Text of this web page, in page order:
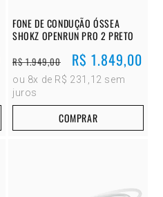
FONE DE CONDUÇÃO ÓSSEA
SHOKZ OPENRUN PRO 2 PRETO
Preço
normal
R$ 1.949,00
Preço
promocional
R$ 1.849,00
ou 8x de R$ 231,12 sem
juros
COMPRAR